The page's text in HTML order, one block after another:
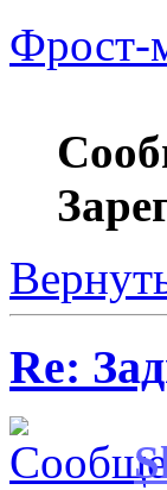
Фрост-
Re: